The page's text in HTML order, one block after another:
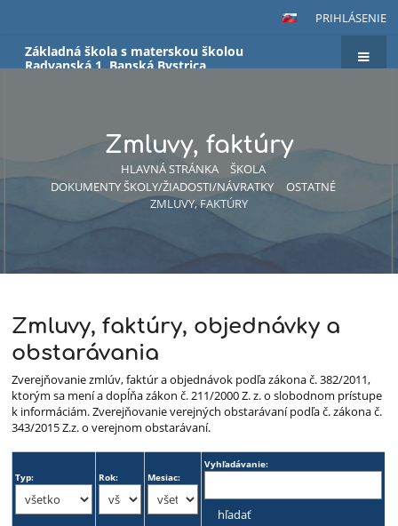
PRIHLÁSENIE
Základná škola s materskou školou
Radvanská 1, Banská Bystrica
Zmluvy, faktúry
HLAVNÁ STRÁNKA
ŠKOLA
DOKUMENTY ŠKOLY/ŽIADOSTI/NÁVRATKY
OSTATNÉ
ZMLUVY, FAKTÚRY
Zmluvy,
faktúry
Zmluvy, faktúry, objednávky a
obstarávania
Zverejňovanie zmlúv, faktúr a objednávok podľa zákona č. 382/2011,
ktorým sa mení a dopĺňa zákon č. 211/2000 Z. z. o slobodnom prístupe
k informáciám. Zverejňovanie verejných obstarávaní podľa č. zákona č.
343/2015 Z.z. o verejnom obstarávaní.
Typ: Rok: Mesiac:
Vyhľadávanie: